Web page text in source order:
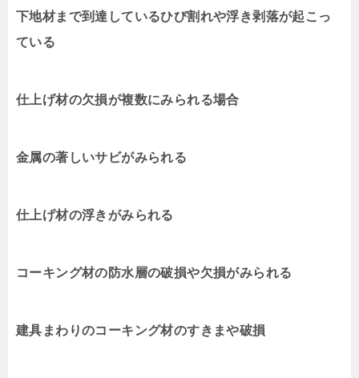
下地材まで到達しているひび割れや浮き剥落が起こっ
ている
仕上げ材の欠損が複数にみられる場合
金属の著しいサビがみられる
仕上げ材の浮きがみられる
コーキング材の防水層の破損や欠損がみられる
建具まわりのコーキング材のすきまや破損